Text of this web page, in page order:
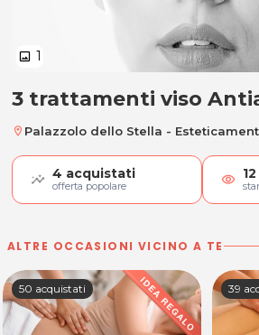
image 1
3 trattamenti viso
3 trattamenti viso
location_on Palazzolo dello Stella -
4 acquistati
offerta popolare visibility 12
ALTRE OCCASIONI VICINO A TE
50 acquistati 39